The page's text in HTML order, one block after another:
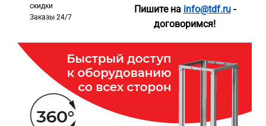
скидки
Заказы 24/7
Пишите на info@tdf.ru-
договоримся!